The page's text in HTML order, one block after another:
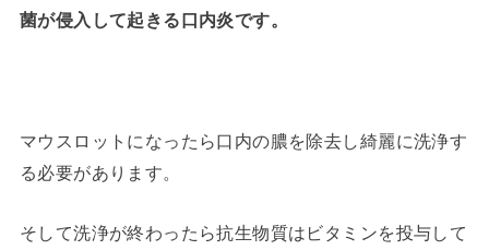
菌が侵入して起きる口内炎です。
マウスロットになったら口内の膿を除去し綺麗に洗浄す
る必要があります。
そして洗浄が終わったら抗生物質はビタミンを投与して